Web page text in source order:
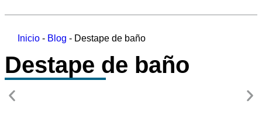
Inicio - Blog - Destape de baño
Destape de baño